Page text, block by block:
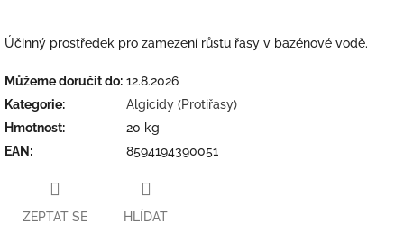
Účinný prostředek pro zamezení růstu řasy v bazénové vodě.
Můžeme doručit do: 12.8.2026
Kategorie:
Algicidy (Protiřasy)
Hmotnost:
20 kg
EAN : 8594194390051
ZEPTAT SE HLÍDAT